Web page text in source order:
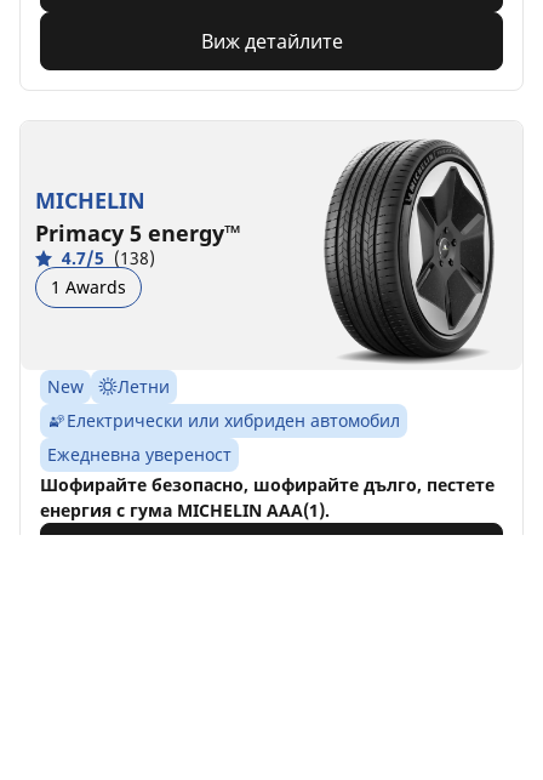
Виж детайлите
MICHELIN
Primacy 5 energy™
4.7/5 (138)
1 Awards
New
Летни
Електрически или хибриден автомобил
Ежедневна увереност
Шофирайте безопасно, шофирайте дълго, пестете
енергия с гума MICHELIN AAA(1).